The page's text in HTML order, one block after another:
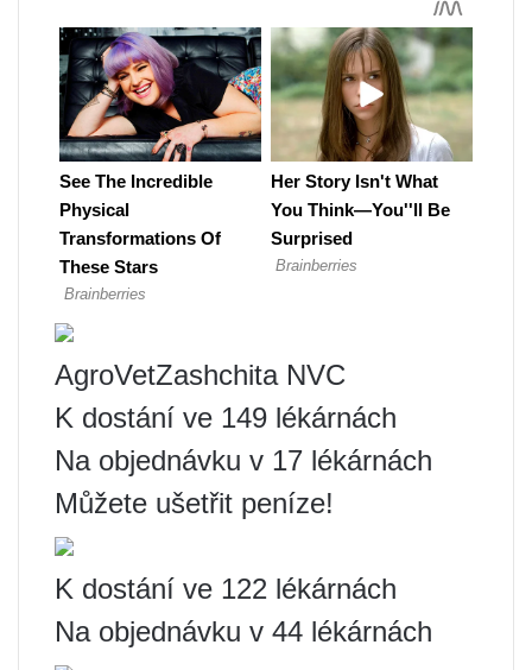
AgroVetZashchita NVC
K dostání ve 149 lékárnách
Na objednávku v 17 lékárnách
Můžete ušetřit peníze!
K dostání ve 122 lékárnách
Na objednávku v 44 lékárnách